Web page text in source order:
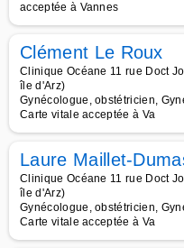
acceptée à Vannes
Clément Le Roux
Clinique Océane 11 rue Doct
île d'Arz)
Gynécologue, obstétricien,
Carte vitale acceptée à Va
Laure Maillet-
Clinique Océane 11 rue Doct
île d'Arz)
Gynécologue, obstétricien,
Carte vitale acceptée à Va